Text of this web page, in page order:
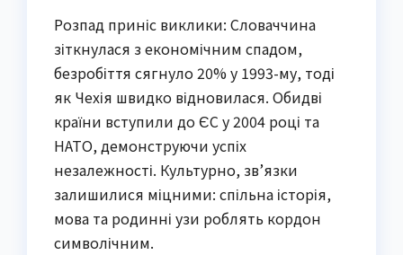
Розпад приніс виклики: Словаччина
зіткнулася з економічним спадом,
безробіття сягнуло 20% у 1993-му, тоді
як Чехія швидко відновилася. Обидві
країни вступили до ЄС у 2004 році та
НАТО, демонструючи успіх
незалежності. Культурно, зв’язки
залишилися міцними: спільна історія,
мова та родинні узи роблять кордон
символічним.